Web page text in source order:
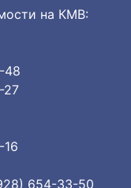
на КМВ:
48
27
654-33-50